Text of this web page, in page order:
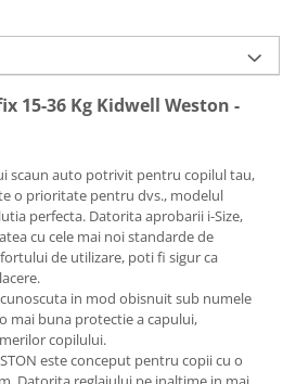
15-36 Kg Kidwell Weston -
scaun auto potrivit pentru copilul tau,
o prioritate pentru dvs., modelul
perfecta. Datorita aprobarii i-Size,
cu cele mai noi standarde de
de utilizare, poti fi sigur ca
in mod obisnuit sub numele
mai buna protectie a capului,
copilului.
este conceput pentru copii cu o